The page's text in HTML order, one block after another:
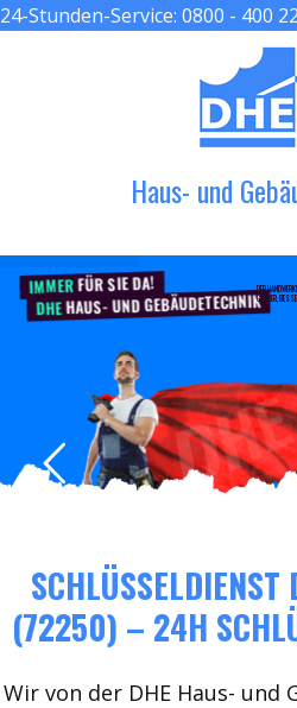
24-Stunden-Service: 0800 - 400
Haus- und
IMMERFÜR SIE DA!
DHEHAUS- UND GEBÄUDETECHNIK
DER
GRÖßER,
SCHLÜSSELDIENST
(72250) – 24H
Wir von der DHE Haus- und